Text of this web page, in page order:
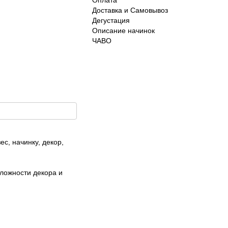
начинку, декор,
декора и
Доставка и Самовывоз
Дегустация
Описание начинок
ЧАВО